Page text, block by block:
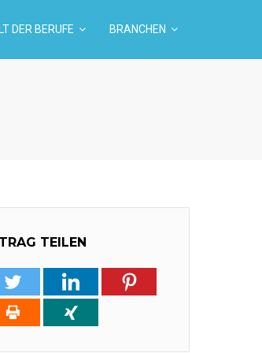
DER BERUFE BRANCHEN
TEILEN